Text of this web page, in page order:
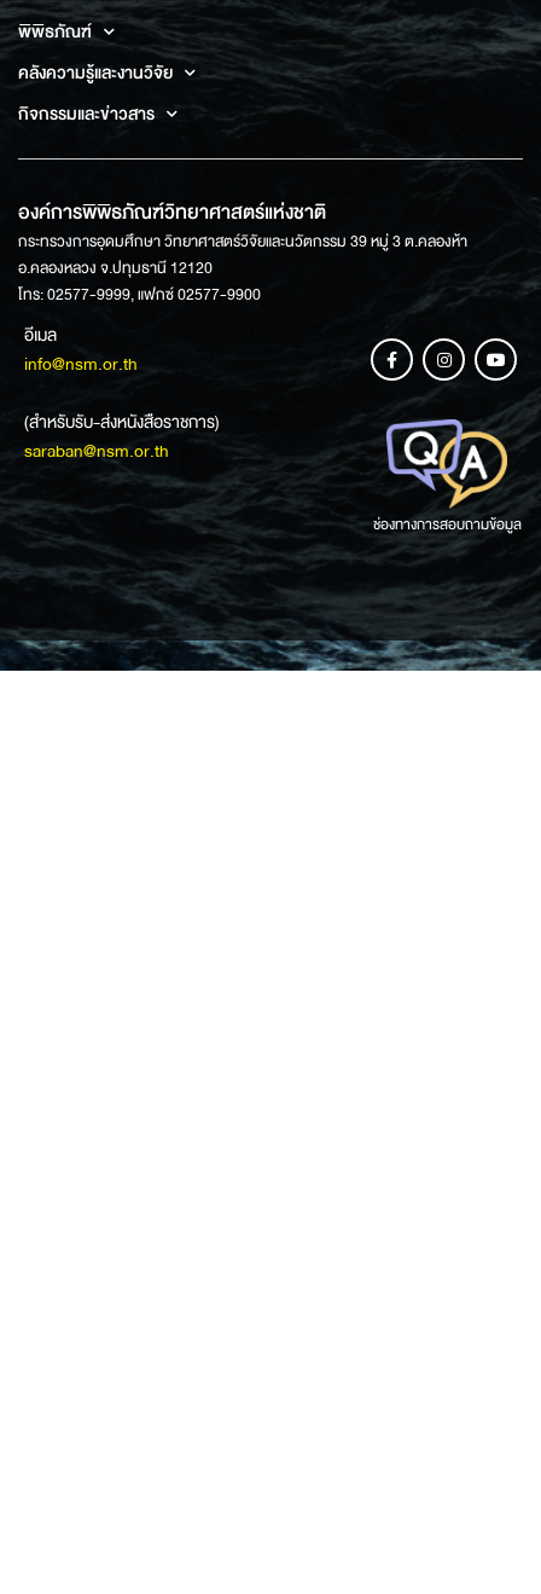
พิพิธภัณฑ์
คลังความรู้และงานวิจัย
กิจกรรมและข่าวสาร
องค์การพิพิธภัณฑ์วิทยาศาสตร์แห่งชาติ
กระทรวงการอุดมศึกษา วิทยาศาสตร์วิจัยและนวัตกรรม 39 หมู่ 3 ต.คลองห้า
อ.คลองหลวง จ.ปทุมธานี 12120
โทร: 02577-9999, แฟกซ์ 02577-9900
อีเมล
info@nsm.or.th
(สำหรับรับ-ส่งหนังสือราชการ)
saraban@nsm.or.th
ช่องทางการสอบถามข้อมูล